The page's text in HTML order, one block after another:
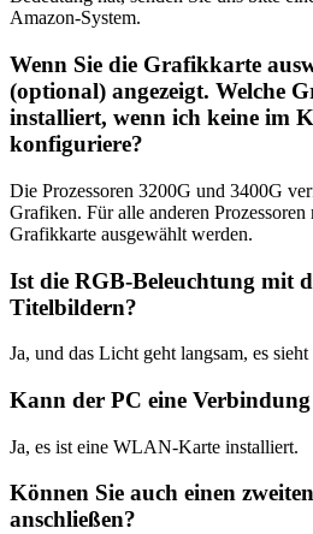
Amazon-System.
Wenn Sie die Grafikkarte
(optional) angezeigt. Welche
installiert, wenn ich keine im
konfiguriere?
Die Prozessoren 3200G und 3400G
Grafiken. Für alle anderen Prozessoren
Grafikkarte ausgewählt werden.
Ist die RGB-Beleuchtung mit
Titelbildern?
Ja, und das Licht geht langsam, es
Kann der PC eine
Ja, es ist eine WLAN-Karte installiert.
Können Sie auch einen
anschließen?